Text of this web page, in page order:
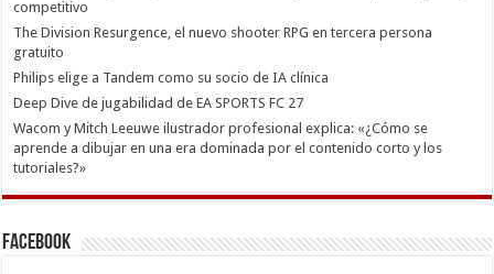
competitivo
The Division Resurgence, el nuevo shooter RPG en tercera persona
gratuito
Philips elige a Tandem como su socio de IA clínica
Deep Dive de jugabilidad de EA SPORTS FC 27
Wacom y Mitch Leeuwe ilustrador profesional explica: «¿Cómo se
aprende a dibujar en una era dominada por el contenido corto y los
tutoriales?»
Facebook